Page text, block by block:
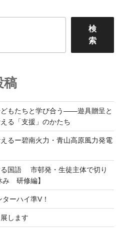
検
索
稿
もたちと学び合う――遊具贈呈と
る「支援」のかたち
るー碧南火力・青山高原風力発電
る国語 市邨発・生徒主体で切り
み 研修編】
ーハイ準V！
します